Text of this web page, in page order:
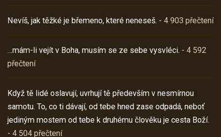
Nevíš, jak těžké je břemeno, které neneseš. - 4 903 přečtení
…mám-li vejít v Boha, musím se ze sebe vysvléci. - 4 592
přečtení
Když tě lidé oslavují, uvrhují tě především v nesmírnou
samotu. To, co ti dávají, od tebe hned zase odpadá, neboť
jediným mostem od tebe k druhému člověku je cesta Boží.
- 4 504 přečtení